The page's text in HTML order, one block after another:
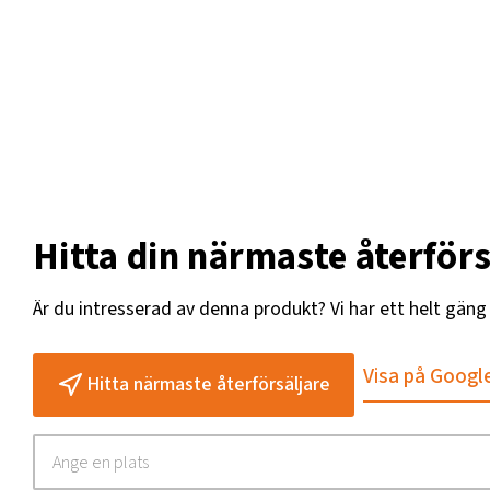
Hitta din närmaste
Är du intresserad av denna produkt? Vi har ett helt
Hitta närmaste återförsäljare Visa på